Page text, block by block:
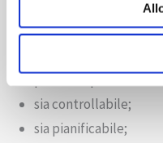
La strategia aziendale
portare un’impresa
produrre profitti
sia controllabile;
sia pianificabile;